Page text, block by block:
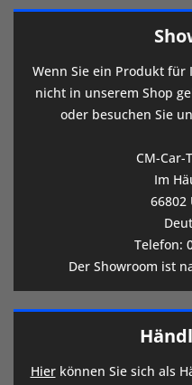
Wenn Sie ein Produkt für
nicht in unserem Shop
oder besuchen Sie
CM-Car-
Im
66802
Telefon:
Der Showroom ist
Hierkönnen Sie sich als